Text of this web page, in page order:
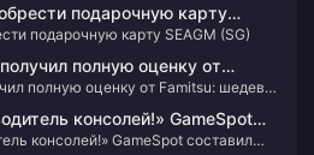
серверовподарочную карту
подарочную карту SEAGM (SG)
полную оценку от
полную оценку от Famitsu: шедевр
консолей!» GameSpot
игровых персонажей
консолей!» GameSpot составил